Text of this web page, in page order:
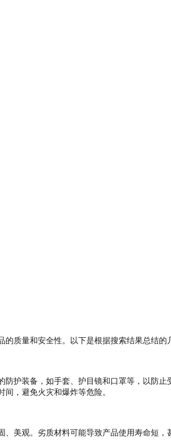
质量和安全性。以下是根据搜索结果总结的
护装备，如手套、护目镜和口罩等，以防
，避免火灾和爆炸等危险。
美观。劣质材料可能导致产品使用寿命短，